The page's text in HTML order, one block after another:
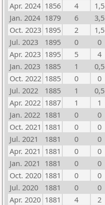
Apr. 2024 1856 4
1,5
Jan. 2024 1879 6
3,5
Oct. 2023 1895 2
1,5
Jul. 2023
1895 0
0
Apr. 2023 1895 5
4
Jan. 2023 1885 1
0,5
Oct. 2022 1885 0
0
Jul. 2022
1885 1
0,5
Apr. 2022 1887 1
1
Jan. 2022 1881 0
0
Oct. 2021 1881 0
0
Jul. 2021
1881 0
0
Apr. 2021 1881 0
0
Jan. 2021 1881 0
0
Oct. 2020 1881 0
0
Jul. 2020
1881 0
0
Apr. 2020 1881 4
2